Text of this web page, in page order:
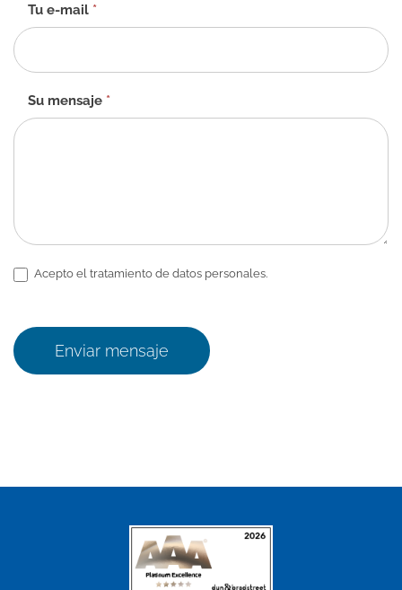
Tu e-mail *
Su mensaje *
Acepto el tratamiento de datos personales.
Enviar mensaje